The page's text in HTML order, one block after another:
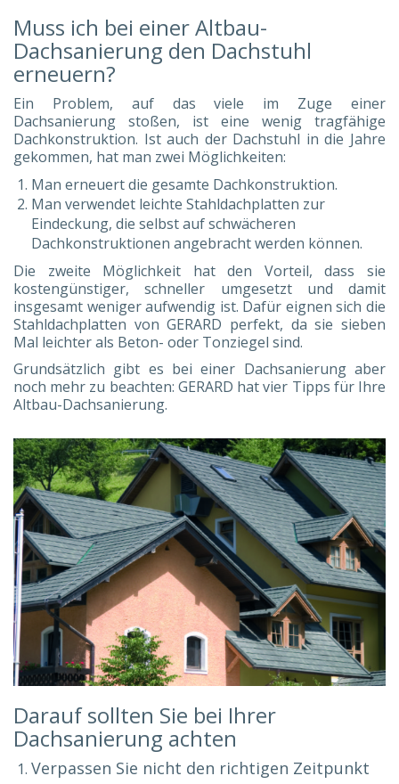
Muss ich bei einer Altbau-
Dachsanierung den Dachstuhl
erneuern?
Ein Problem, auf das viele im Zuge einer
Dachsanierung stoßen, ist eine wenig tragfähige
Dachkonstruktion. Ist auch der Dachstuhl in die Jahre
gekommen, hat man zwei Möglichkeiten:
Man erneuert die gesamte Dachkonstruktion.
Man verwendet leichte Stahldachplatten zur
Eindeckung, die selbst auf schwächeren
Dachkonstruktionen angebracht werden können.
Die zweite Möglichkeit hat den Vorteil, dass sie
kostengünstiger, schneller umgesetzt und damit
insgesamt weniger aufwendig ist. Dafür eignen sich die
Stahldachplatten von GERARD perfekt, da sie sieben
Mal leichter als Beton- oder Tonziegel sind.
Grundsätzlich gibt es bei einer Dachsanierung aber
noch mehr zu beachten: GERARD hat vier Tipps für Ihre
Altbau-Dachsanierung.
Darauf sollten Sie bei Ihrer
Dachsanierung achten
Verpassen Sie nicht den richtigen Zeitpunkt